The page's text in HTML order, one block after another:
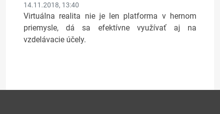
14.11.2018, 13:40
Virtuálna realita nie je len platforma v hernom
priemysle, dá sa efektívne využívať aj na
vzdelávacie účely.